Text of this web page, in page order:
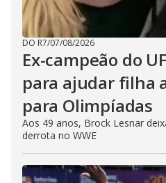
DO R7/07/08/2026
Ex-campeão do
para ajudar filha
para Olimpíadas
Aos 49 anos, Brock Lesnar
derrota no WWE